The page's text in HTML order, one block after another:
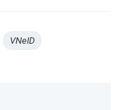
VNeID